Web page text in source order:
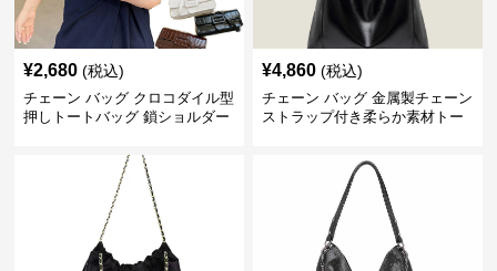
¥2,680 (税込)
チェーン バッグ クロコダイル型
押しトートバッグ 鎖ショルダー
¥4,860 (税込)
チェーン バッグ 金属製チェーン
ストラップ付き柔らか素材トー